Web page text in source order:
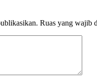
Ruas yang wajib